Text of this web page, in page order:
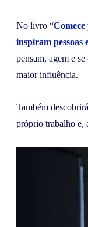
No livro “
inspiram pessoas
pensam, agem e
maior influência.
Também
próprio trabalho e,